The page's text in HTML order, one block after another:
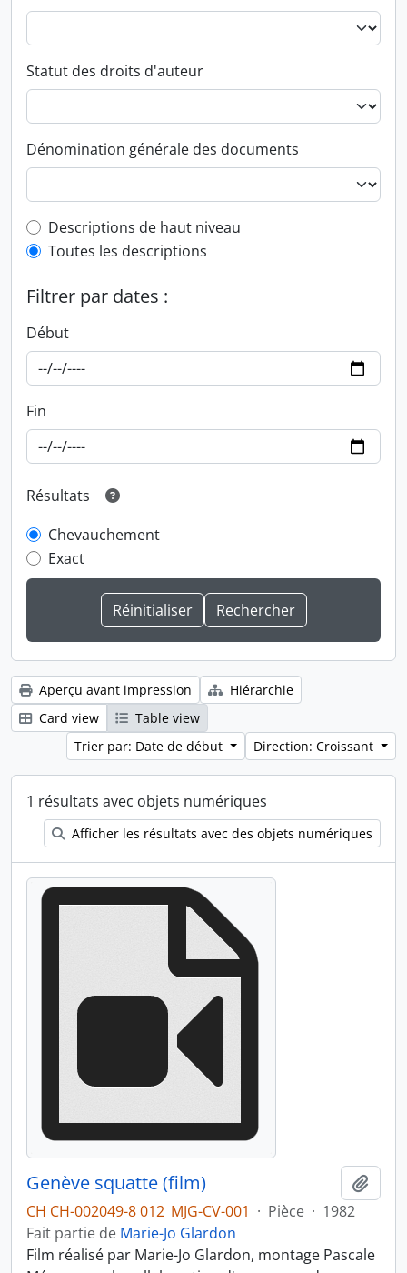
Statut des droits d'auteur
Dénomination générale des documents
Top-level description filter
Descriptions de haut niveau
Toutes les descriptions
Filtrer par dates :
Début
Fin
Résultats
Chevauchement
Exact
Aperçu avant impression
Hiérarchie
Card view
Table view
Trier par: Date de début
Direction: Croissant
1 résultats avec objets numériques
Afficher les résultats avec des objets numériques
Genève squatte (film)
CH CH-002049-8 012_MJG-CV-001 · Pièce · 1982
Fait partie de Marie-Jo Glardon
Film réalisé par Marie-Jo Glardon, montage Pascale